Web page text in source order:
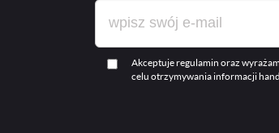
Akceptuje regulamin oraz
celu otrzymywania informacji